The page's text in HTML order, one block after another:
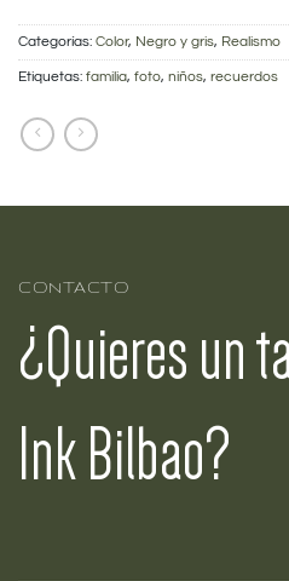
Categorías: Color, Negro y gris, Realismo
Etiquetas: familia, foto, niños, recuerdos
CONTACTO
¿Quieres un
Ink Bilbao?